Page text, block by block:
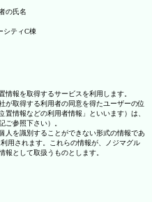
の氏名
シティC棟
報を取得するサービスを利用します。
が取得する利用者の同意を得たユーザーの位
情報などの利用者情報」といいます）は、
ご参照下さい）。
人を識別することができない形式の情報であ
用されます。これらの情報が、ノジマグル
報として取扱うものとします。